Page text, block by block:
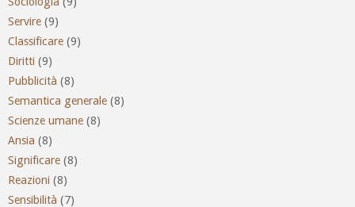
Servire (9)
Classificare (9)
Diritti (9)
Pubblicità (8)
Semantica generale (8)
Scienze umane (8)
Ansia (8)
Significare (8)
Reazioni (8)
Sensibilità (7)